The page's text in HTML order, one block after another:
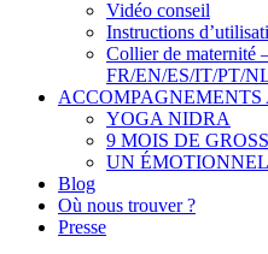
Vidéo conseil
Instructions
Collier de maternité
FR/EN/ES/IT/PT/
ACCOMPAGNEMENTS
YOGA NIDRA
9 MOIS DE
UN
Blog
Où nous trouver ?
Presse